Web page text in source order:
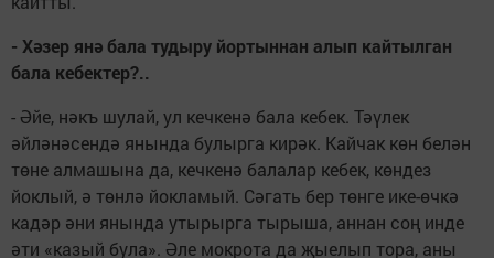
- Хәзер янә бала тудыру йортыннан алып кайтылган
бала кебектер?..
- Әйе, нәкъ шулай, ул кечкенә бала кебек. Тәүлек
әйләнәсендә янында булырга кирәк. Кайчак көн белән
төне алмашына да, кечкенә балалар кебек, көндез
йоклый, ә төнлә йокламый. Сәгать бер төнге ике-өчкә
кадәр әни янында утырырга тырыша, аннан соң инде
әти «казый була». Әле мокрота да җыелып тора, аны